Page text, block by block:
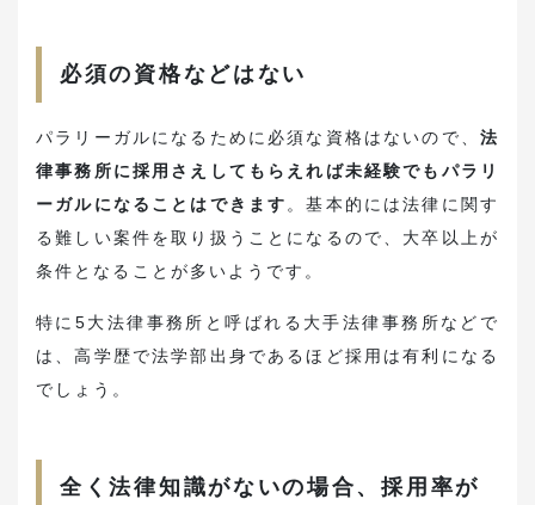
必須の資格などはない
パラリーガルになるために必須な資格はないので、 法
律事務所に採用さえしてもらえれば未経験でもパラリ
ーガルになることはできます 。基本的には法律に関す
る難しい案件を取り扱うことになるので、大卒以上が
条件となることが多いようです。
特に5大法律事務所と呼ばれる大手法律事務所などで
は、高学歴で法学部出身であるほど採用は有利になる
でしょう。
全く法律知識がないの場合、採用率が